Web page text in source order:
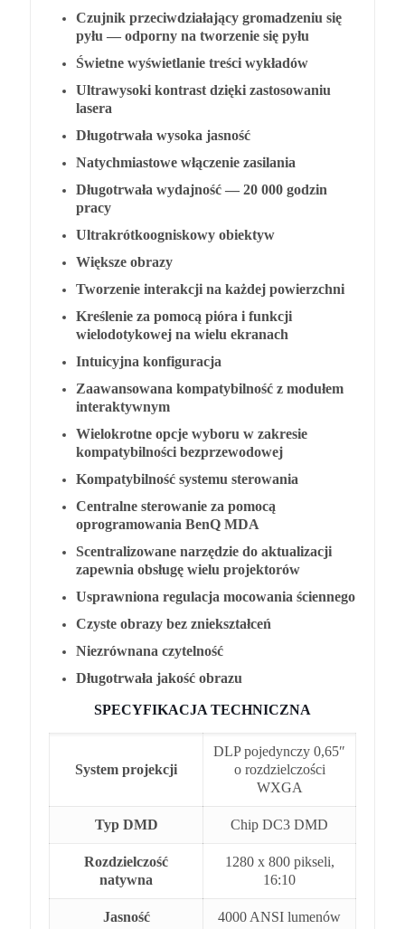
Czujnik przeciwdziałający gromadzeniu się
pyłu — odporny na tworzenie się pyłu
Świetne wyświetlanie treści wykładów
Ultrawysoki kontrast dzięki zastosowaniu
lasera
Długotrwała wysoka jasność
Natychmiastowe włączenie zasilania
Długotrwała wydajność — 20 000 godzin
pracy
Ultrakrótkoogniskowy obiektyw
Większe obrazy
Tworzenie interakcji na każdej powierzchni
Kreślenie za pomocą pióra i funkcji
wielodotykowej na wielu ekranach
Intuicyjna konfiguracja
Zaawansowana kompatybilność z modułem
interaktywnym
Wielokrotne opcje wyboru w zakresie
kompatybilności bezprzewodowej
Kompatybilność systemu sterowania
Centralne sterowanie za pomocą
oprogramowania BenQ MDA
Scentralizowane narzędzie do aktualizacji
zapewnia obsługę wielu projektorów
Usprawniona regulacja mocowania ściennego
Czyste obrazy bez zniekształceń
Niezrównana czytelność
Długotrwała jakość obrazu
SPECYFIKACJA TECHNICZNA
System projekcji
DLP pojedynczy 0,65″
o rozdzielczości
WXGA
Typ DMD Chip DC3 DMD
Rozdzielczość
natywna
1280 x 800 pikseli,
16:10
Jasność 4000 ANSI lumenów